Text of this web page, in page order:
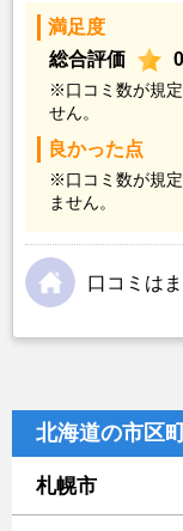
満足度
総合評価
0
※口コミ数が規
せん。
良かった点
※口コミ数が規
ません。
口コミは
北海道の市区
札幌市